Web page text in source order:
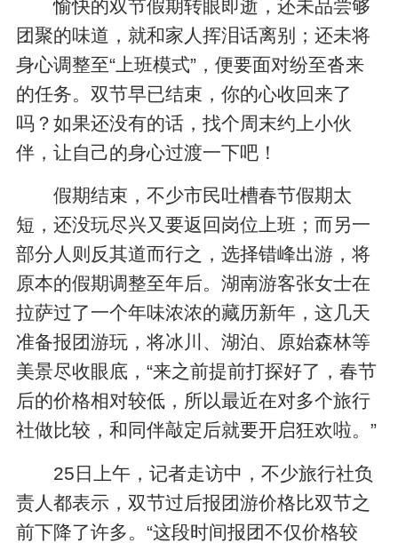
愉快的双节假期转眼即逝，还未品尝够
团聚的味道，就和家人挥泪话离别；还未将
身心调整至“上班模式”，便要面对纷至沓来
的任务。双节早已结束，你的心收回来了
吗？如果还没有的话，找个周末约上小伙
伴，让自己的身心过渡一下吧！
假期结束，不少市民吐槽春节假期太
短，还没玩尽兴又要返回岗位上班；而另一
部分人则反其道而行之，选择错峰出游，将
原本的假期调整至年后。湖南游客张女士在
拉萨过了一个年味浓浓的藏历新年，这几天
准备报团游玩，将冰川、湖泊、原始森林等
美景尽收眼底，“来之前提前打探好了，春节
后的价格相对较低，所以最近在对多个旅行
社做比较，和同伴敲定后就要开启狂欢啦。”
25日上午，记者走访中，不少旅行社负
责人都表示，双节过后报团游价格比双节之
前下降了许多。“这段时间报团不仅价格较